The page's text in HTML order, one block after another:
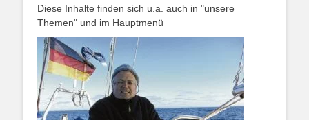
Diese Inhalte finden sich u.a. auch in "unsere
Themen" und im Hauptmenü